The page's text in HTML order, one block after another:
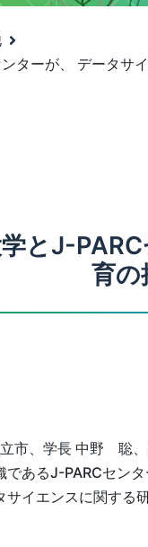
ターが、 データサ
とJ-
育の
市、学長 中野 聡
であるJ-PARCセン
イエンスに関す